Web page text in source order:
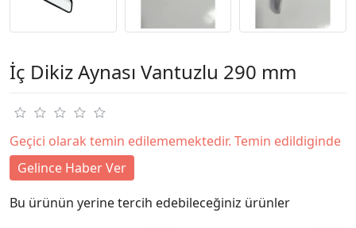
İç Dikiz Aynası Vantuzlu 290 mm
Geçici olarak temin edilememektedir. Temin edildiginde
Gelince Haber Ver
Bu ürünün yerine tercih edebileceğiniz ürünler